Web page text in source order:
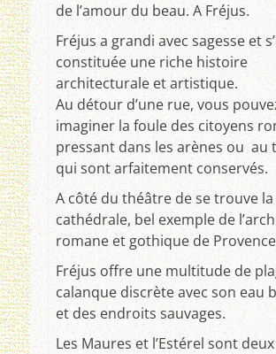
de l’amour du beau. A Fréjus.
Fréjus a grandi avec sagesse et
constituée une riche histoire
architecturale et artistique.
Au détour d’une rue, vous
imaginer la foule des citoyens
pressant dans les arènes ou au
qui sont arfaitement conservés.
A côté du théâtre de se trouve la
cathédrale, bel exemple de
romane et gothique de
Fréjus offre une multitude de
calanque discrète avec son eau
et des endroits sauvages.
Les Maures et l’Estérel sont